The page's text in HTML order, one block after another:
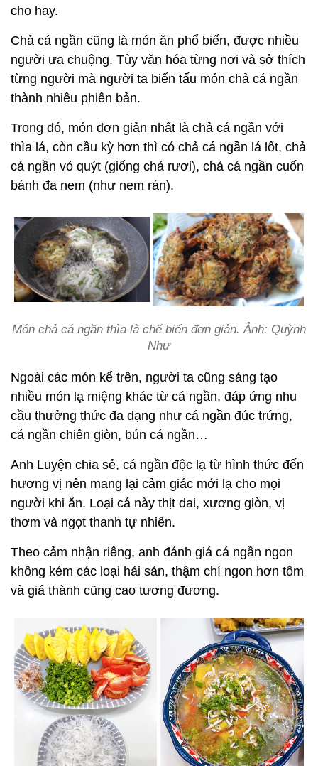
cho hay.
Chả cá ngần cũng là món ăn phổ biến, được nhiều
người ưa chuộng. Tùy văn hóa từng nơi và sở thích
từng người mà người ta biến tấu món chả cá ngần
thành nhiều phiên bản.
Trong đó, món đơn giản nhất là chả cá ngần với
thìa lá, còn cầu kỳ hơn thì có chả cá ngần lá lốt, chả
cá ngần vỏ quýt (giống chả rươi), chả cá ngần cuốn
bánh đa nem (như nem rán).
Món chả cá ngần thìa là chế biến đơn giản. Ảnh: Quỳnh
Như
Ngoài các món kể trên, người ta cũng sáng tạo
nhiều món lạ miệng khác từ cá ngần, đáp ứng nhu
cầu thưởng thức đa dạng như cá ngần đúc trứng,
cá ngần chiên giòn, bún cá ngần…
Anh Luyện chia sẻ, cá ngần độc lạ từ hình thức đến
hương vị nên mang lại cảm giác mới lạ cho mọi
người khi ăn. Loại cá này thịt dai, xương giòn, vị
thơm và ngọt thanh tự nhiên.
Theo cảm nhận riêng, anh đánh giá cá ngần ngon
không kém các loại hải sản, thậm chí ngon hơn tôm
và giá thành cũng cao tương đương.